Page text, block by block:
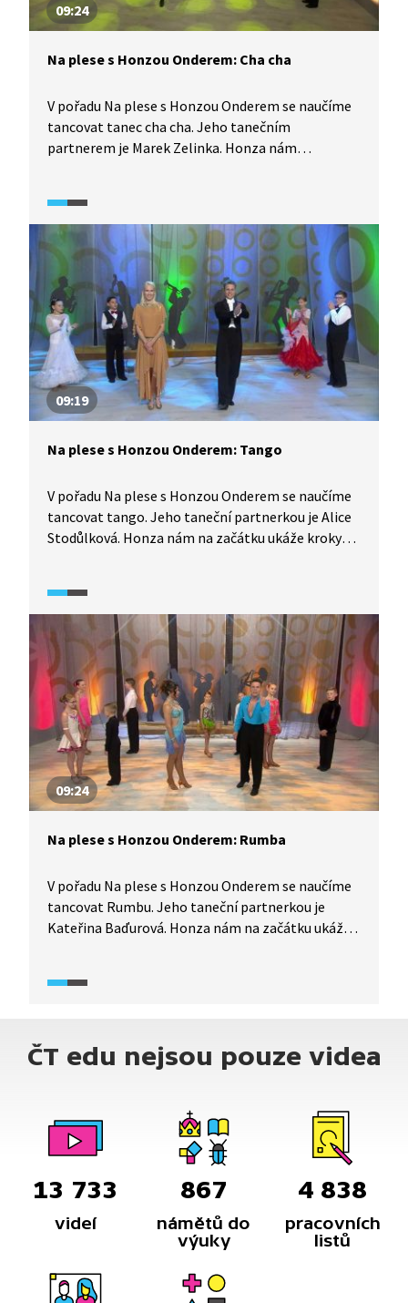
09:24
Na plese s Honzou Onderem: Cha cha
V pořadu Na plese s Honzou Onderem se naučíme
tancovat tanec cha cha. Jeho tanečním
partnerem je Marek Zelinka. Honza nám
tanec s živým hudebním doprovodem a dětskými
tanečníky.
09:19
Na plese s Honzou Onderem: Tango
V pořadu Na plese s Honzou Onderem se naučíme
tancovat tango. Jeho taneční partnerkou je Alice
Stodůlková. Honza nám na začátku ukáže kroky
09:24
Na plese s Honzou Onderem: Rumba
V pořadu Na plese s Honzou Onderem se naučíme
tancovat Rumbu. Jeho taneční partnerkou je
Kateřina Baďurová. Honza nám na začátku ukáže
a dětskými tanečníky.
ČT edu nejsou pouze videa
13 733
videí
867
námětů do
výuky
4 838
pracovních
listů